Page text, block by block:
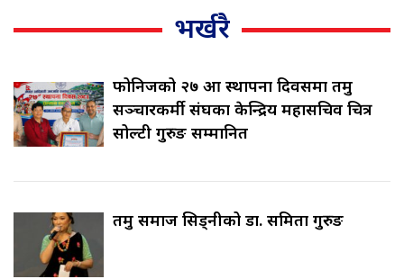
भर्खरै
फोनिजको २७ औँ स्थापना दिवसमा तमु
सञ्चारकर्मी संघका केन्द्रिय महासचिव चित्र
सोल्टी गुरुङ सम्मानित
तमु समाज सिड्नीको डा. समिता गुरुङ